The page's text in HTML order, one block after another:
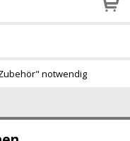
notwendig